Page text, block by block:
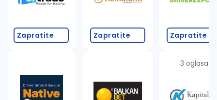
proverite pravopisne greške (koristite č, ć, š, đ,
promenite odabrane filtere pretrage
Zapratite Zapratite Zapratite
3 oglasa